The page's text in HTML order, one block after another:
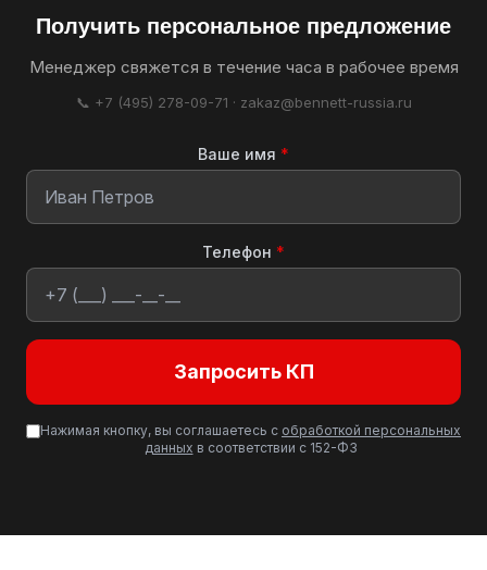
Получить персональное предложение
Менеджер свяжется в течение часа в рабочее время
📞 +7 (495) 278-09-71 · zakaz@bennett-russia.ru
Ваше имя *
Телефон *
Запросить КП
Нажимая кнопку, вы соглашаетесь с обработкой персональных
данных в соответствии с 152-ФЗ